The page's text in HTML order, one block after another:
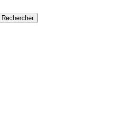
Rechercher